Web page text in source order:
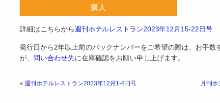
購入
詳細はこちらから週刊ホテルレストラン2023年12月15-22日号
発行日から2年以上前のバックナンバーをご希望の際は、お手数
が、
問い合わせ先に在庫確認をお願い申し上げます。
« 週刊ホテルレストラン2023年12月1-8日号 月刊